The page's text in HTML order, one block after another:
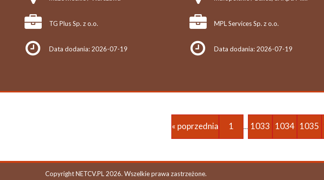
TG Plus Sp. z o.o.
Data dodania: 2026-07-19
MPL Services Sp. z o.o.
Data dodania: 2026-07-19
« poprzednia 1 ... 1033 1034 1035
Copyright NETCV.PL 2026. Wszelkie prawa zastrzeżone.